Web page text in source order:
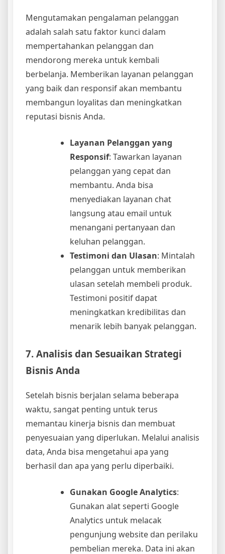
Mengutamakan pengalaman pelanggan
adalah salah satu faktor kunci dalam
mempertahankan pelanggan dan
mendorong mereka untuk kembali
berbelanja. Memberikan layanan pelanggan
yang baik dan responsif akan membantu
membangun loyalitas dan meningkatkan
reputasi bisnis Anda.
Layanan Pelanggan yang
Responsif: Tawarkan layanan
pelanggan yang cepat dan
membantu. Anda bisa
menyediakan layanan chat
langsung atau email untuk
menangani pertanyaan dan
keluhan pelanggan.
Testimoni dan Ulasan: Mintalah
pelanggan untuk memberikan
ulasan setelah membeli produk.
Testimoni positif dapat
meningkatkan kredibilitas dan
menarik lebih banyak pelanggan.
7. Analisis dan Sesuaikan Strategi
Bisnis Anda
Setelah bisnis berjalan selama beberapa
waktu, sangat penting untuk terus
memantau kinerja bisnis dan membuat
penyesuaian yang diperlukan. Melalui analisis
data, Anda bisa mengetahui apa yang
berhasil dan apa yang perlu diperbaiki.
Gunakan Google Analytics:
Gunakan alat seperti Google
Analytics untuk melacak
pengunjung website dan perilaku
pembelian mereka. Data ini akan